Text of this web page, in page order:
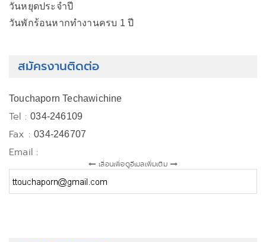
วันหยุดประจำปี
วันพักร้อนหากทำงานครบ 1 ปี
สมัครงานติดต่อ
Touchaporn Techawichine
Tel :034-246109
Fax :034-246707
Email :
เลื่อนเพื่อดูอีเมลเพิ่มเติม